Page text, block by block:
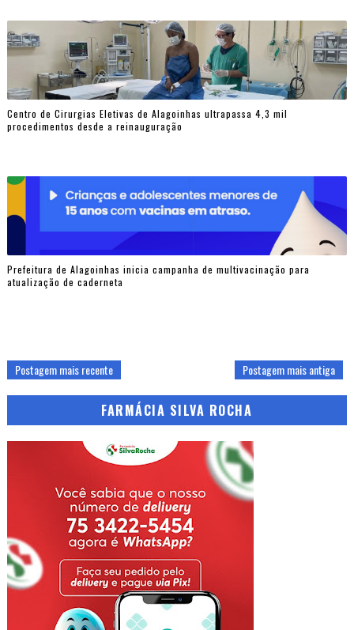
Centro de Cirurgias Eletivas de Alagoinhas ultrapassa 4,3 mil
procedimentos desde a reinauguração
Prefeitura de Alagoinhas inicia campanha de multivacinação para
atualização de caderneta
Postagem mais recente Postagem mais antiga
FARMÁCIA SILVA ROCHA